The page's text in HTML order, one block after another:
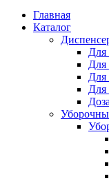
Главная
Каталог
Для
Для
Для
Для